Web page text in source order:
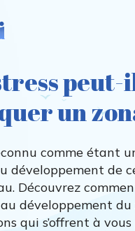
peut-
un
comme étant
développement de
Découvrez
développement du
qui s’offrent à